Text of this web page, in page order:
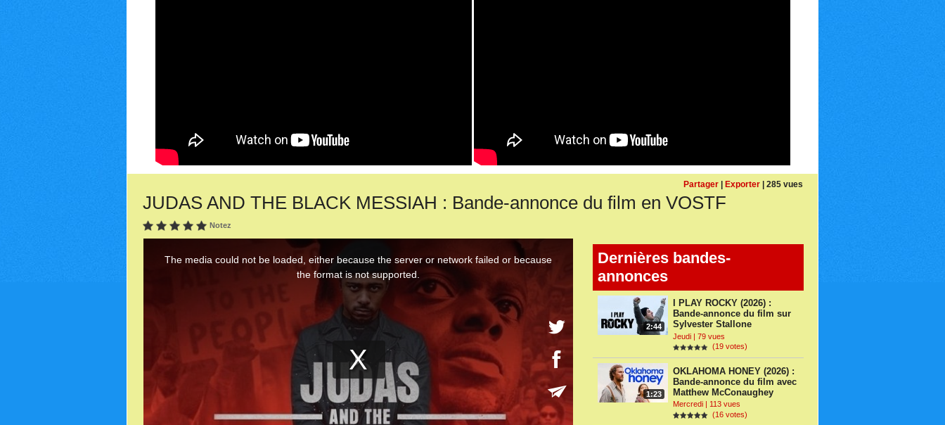
Partager | Exporter | 285 vues
JUDAS AND THE BLACK MESSIAH : Bande-annonce du film en VOSTF
Notez
Dernières bandes-
annonces
2:44
I PLAY ROCKY (2026) :
Bande-annonce du film sur
Sylvester Stallone
Jeudi | 79 vues
(19 votes)
1:23
OKLAHOMA HONEY (2026) :
Bande-annonce du film avec
Matthew McConaughey
Mercredi | 113 vues
(16 votes)